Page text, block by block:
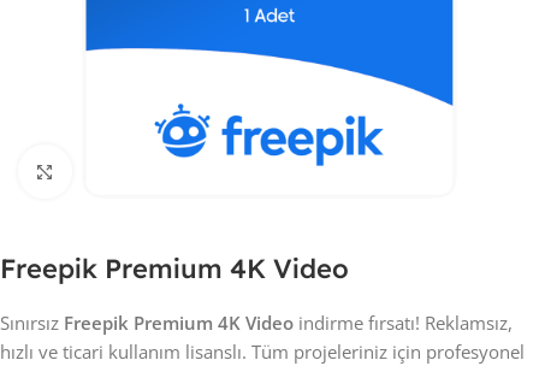
Freepik Premium 4K Video
Sınırsız Freepik Premium 4K Video indirme fırsatı! Reklamsız,
hızlı ve ticari kullanım lisanslı. Tüm projeleriniz için profesyonel